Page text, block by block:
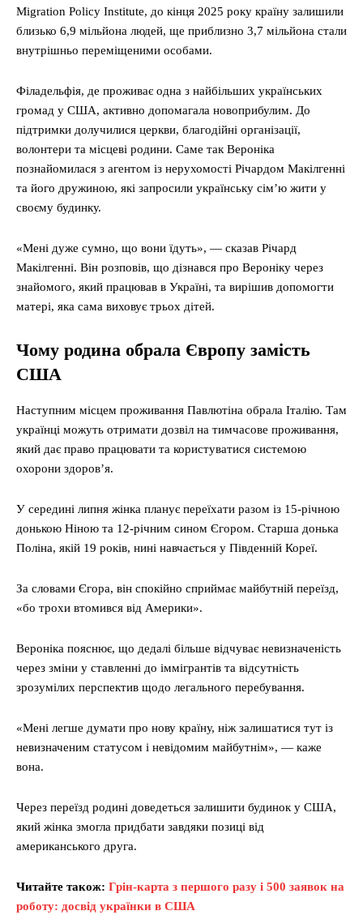
Migration Policy Institute, до кінця 2025 року країну залишили
близько 6,9 мільйона людей, ще приблизно 3,7 мільйона стали
внутрішньо переміщеними особами.
Філадельфія, де проживає одна з найбільших українських
громад у США, активно допомагала новоприбулим. До
підтримки долучилися церкви, благодійні організації,
волонтери та місцеві родини. Саме так Вероніка
познайомилася з агентом із нерухомості Річардом Макілгенні
та його дружиною, які запросили українську сім’ю жити у
своєму будинку.
«Мені дуже сумно, що вони їдуть», — сказав Річард
Макілгенні. Він розповів, що дізнався про Вероніку через
знайомого, який працював в Україні, та вирішив допомогти
матері, яка сама виховує трьох дітей.
Чому родина обрала Європу замість
США
Наступним місцем проживання Павлютіна обрала Італію. Там
українці можуть отримати дозвіл на тимчасове проживання,
який дає право працювати та користуватися системою
охорони здоров’я.
У середині липня жінка планує переїхати разом із 15-річною
донькою Ніною та 12-річним сином Єгором. Старша донька
Поліна, якій 19 років, нині навчається у Південній Кореї.
За словами Єгора, він спокійно сприймає майбутній переїзд,
«бо трохи втомився від Америки».
Вероніка пояснює, що дедалі більше відчуває невизначеність
через зміни у ставленні до іммігрантів та відсутність
зрозумілих перспектив щодо легального перебування.
«Мені легше думати про нову країну, ніж залишатися тут із
невизначеним статусом і невідомим майбутнім», — каже
вона.
Через переїзд родині доведеться залишити будинок у США,
який жінка змогла придбати завдяки позиці від
американського друга.
Читайте також: Грін-карта з першого разу і 500 заявок на
роботу: досвід українки в США